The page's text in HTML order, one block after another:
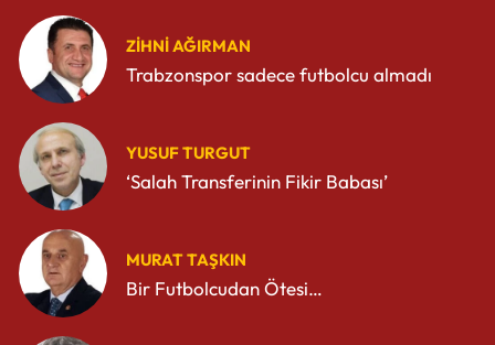
ZIHNI AĞIRMAN
Trabzonspor sadece futbolcu almadı
YUSUF TURGUT
‘Salah Transferinin Fikir Babası’
MURAT TAŞKIN
Bir Futbolcudan Ötesi…